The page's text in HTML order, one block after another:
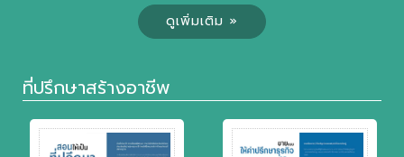
ดูเพิ่มเติม »
ที่ปรึกษาสร้างอาชีพ